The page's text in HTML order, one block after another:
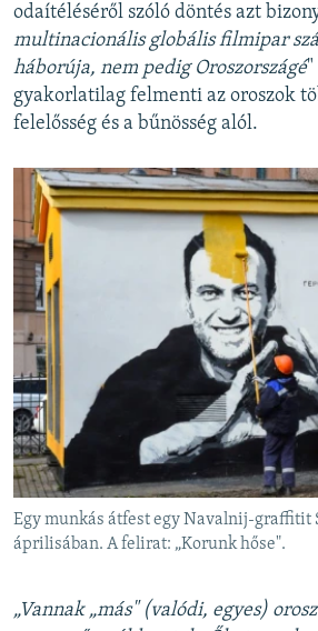
odaítéléséről szóló döntés azt
multinacionális globális filmipar
háborúja, nem pedig Oroszországé"
gyakorlatilag felmenti az oroszok
felelősség és a bűnösség alól.
Egy munkás átfest egy Navalnij-graffitit
áprilisában. A felirat: „Korunk hőse".
„Vannak „más" (valódi, egyes)